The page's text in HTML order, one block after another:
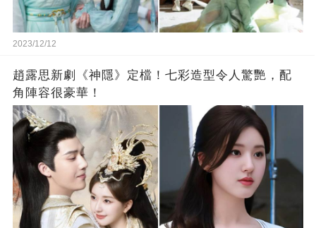
2023/12/12
趙露思新劇《神隱》定檔！七彩造型令人驚艷，配
角陣容很豪華！